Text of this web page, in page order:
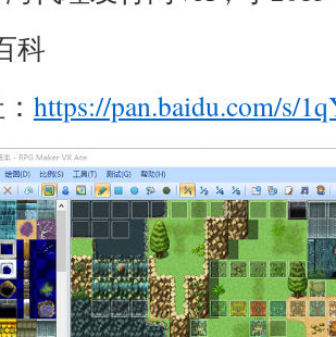
科
https://pan.baidu.com/s/